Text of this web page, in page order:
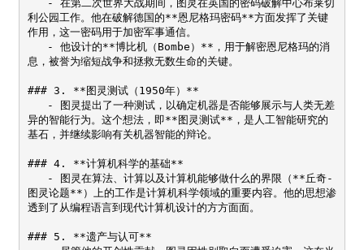
利公园工作。他在破解德国的**恩尼格玛密码**方面发挥了关键
作用，这一密码用于加密军事通信。
息，被誉为缩短战争和拯救无数生命的关键。
### 3. **图灵测试（1950年）**
异的智能行为。这个想法，即**图灵测试**，是人工智能研究的
基石，并继续影响有关机器智能的辩论。
### 4. **计算机科学的基础**
图灵论题**）上的工作是计算机科学领域的重要内容。他的思想渗
透到了从编程语言到现代计算机设计的方方面面。
### 5. **遗产与认可**